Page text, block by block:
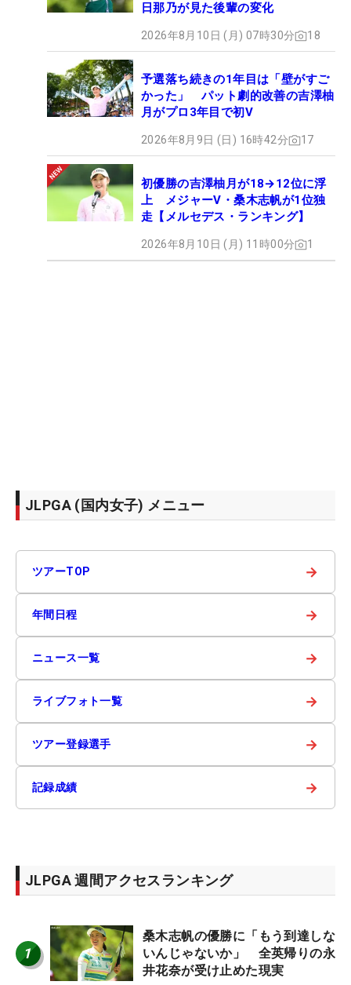
日那乃が見た後輩の変化
2026年8月10日 (月) 07時30分 18
予選落ち続きの1年目は「壁がすご
かった」 パット劇的改善の吉澤柚
月がプロ3年目で初V
2026年8月9日 (日) 16時42分 17
初優勝の吉澤柚月が18→12位に浮
上 メジャーV・桑木志帆が1位独
走【メルセデス・ランキング】
2026年8月10日 (月) 11時00分 1
JLPGA (国内女子) メニュー
ツアーTOP →
年間日程 →
ニュース一覧 →
ライブフォト一覧 →
ツアー登録選手 →
記録成績 →
JLPGA 週間アクセスランキング
1
桑木志帆の優勝に「もう到達しな
いんじゃないか」 全英帰りの永
井花奈が受け止めた現実